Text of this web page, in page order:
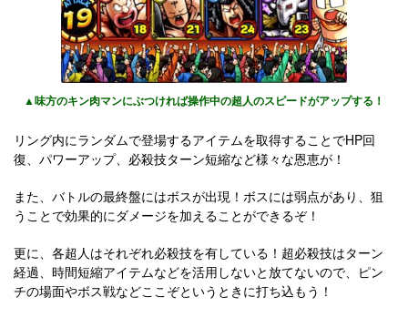
▲味方のキン肉マンにぶつければ操作中の超人のスピードがアップする！
リング内にランダムで登場するアイテムを取得することでHP回
復、パワーアップ、必殺技ターン短縮など様々な恩恵が！
また、バトルの最終盤にはボスが出現！ボスには弱点があり、狙
うことで効果的にダメージを加えることができるぞ！
更に、各超人はそれぞれ必殺技を有している！超必殺技はターン
経過、時間短縮アイテムなどを活用しないと放てないので、ピン
チの場面やボス戦などここぞというときに打ち込もう！